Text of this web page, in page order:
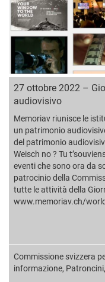
27 ottobre 2022 –
audiovisivo
Memoriav riunisce le
un patrimonio
del patrimonio
Weisch no ? Tu
eventi che sono ora da
patrocinio della
tutte le attività della
www.memoriav.ch/
Commissione svizzera
informazione, Patroncini,